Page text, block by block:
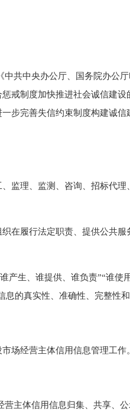
共中央办公厅、国务院办公厅
戒制度加快推进社会诚信建设
步完善失信约束制度构建诚信
监理、监测、咨询、招标代理
在履行法定职责、提供公共服
生、谁提供、谁负责”“谁使
的真实性、准确性、完整性和
场经营主体信用信息管理工作。
主体信用信息归集、共享、公